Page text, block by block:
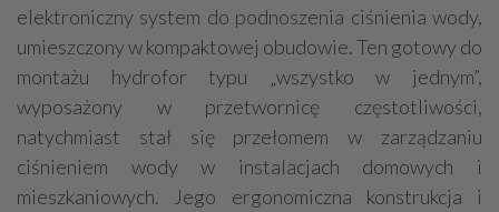
elektroniczny system do podnoszenia ciśnienia wody,
umieszczony w kompaktowej obudowie. Ten gotowy do
montażu hydrofor typu „wszystko w jednym”,
wyposażony w przetwornicę częstotliwości,
natychmiast stał się przełomem w zarządzaniu
ciśnieniem wody w instalacjach domowych i
mieszkaniowych. Jego ergonomiczna konstrukcja i